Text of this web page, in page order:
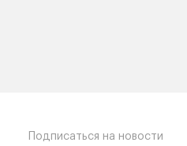
Подписаться на новости